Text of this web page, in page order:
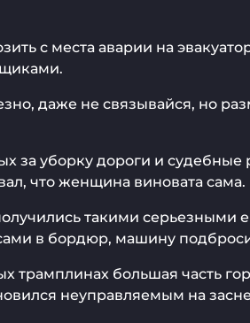
с места аварии на
даже не связывайся, но
за уборку дороги и
что женщина виновата
такими серьезными
в бордюр, машину
трамплинах большая часть
неуправляемым на